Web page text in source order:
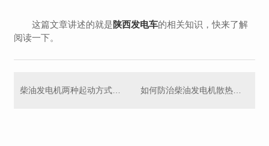
这篇文章讲述的就是陕西发电车的相关知识，快来了解
阅读一下。